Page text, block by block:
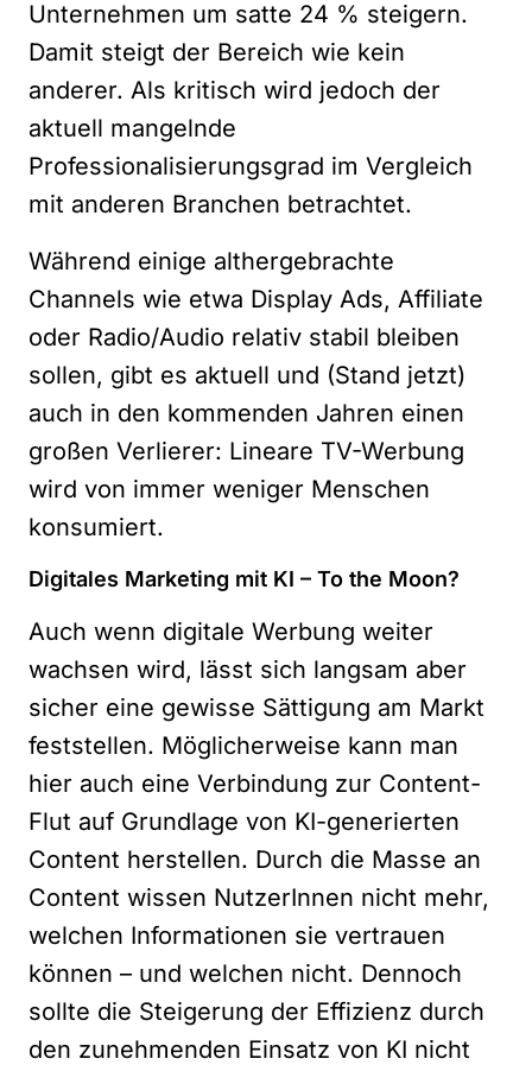
Unternehmen um satte 24 % steigern.
Damit steigt der Bereich wie kein
anderer. Als kritisch wird jedoch der
aktuell mangelnde
Professionalisierungsgrad im Vergleich
mit anderen Branchen betrachtet.
Während einige althergebrachte
Channels wie etwa Display Ads, Affiliate
oder Radio/Audio relativ stabil bleiben
sollen, gibt es aktuell und (Stand jetzt)
auch in den kommenden Jahren einen
großen Verlierer: Lineare TV-Werbung
wird von immer weniger Menschen
konsumiert.
Digitales Marketing mit KI – To the Moon?
Auch wenn digitale Werbung weiter
wachsen wird, lässt sich langsam aber
sicher eine gewisse Sättigung am Markt
feststellen. Möglicherweise kann man
hier auch eine Verbindung zur Content-
Flut auf Grundlage von KI-generierten
Content herstellen. Durch die Masse an
Content wissen NutzerInnen nicht mehr,
welchen Informationen sie vertrauen
können – und welchen nicht. Dennoch
sollte die Steigerung der Effizienz durch
den zunehmenden Einsatz von KI nicht